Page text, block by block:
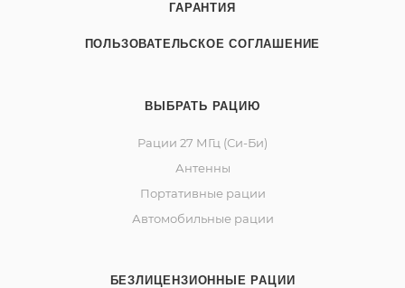
ГАРАНТИЯ
ПОЛЬЗОВАТЕЛЬСКОЕ СОГЛАШЕНИЕ
ВЫБРАТЬ РАЦИЮ
Рации 27 МГц (Си-Би)
Антенны
Портативные рации
Автомобильные рации
БЕЗЛИЦЕНЗИОННЫЕ РАЦИИ